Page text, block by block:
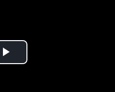
Play Video